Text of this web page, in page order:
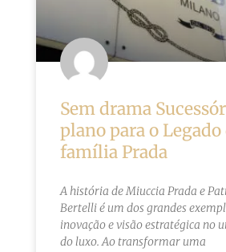
Sem drama
plano para o Legado
família Prada
A história de Miuccia Prada e
Bertelli é um dos grandes
inovação e visão estratégica no
do luxo. Ao transformar uma